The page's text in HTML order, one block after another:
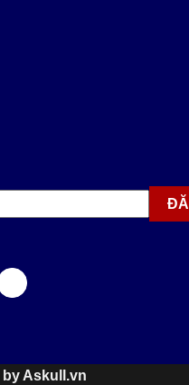
by Askull.vn